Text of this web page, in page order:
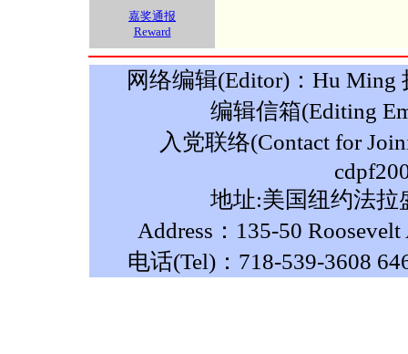
嘉奖通报
Reward
网络编辑(Editor)：Hu Ming
编辑信箱(Editing
入党联络(Contact for
地址:美国纽约法拉
Address：135-50
电话(Tel)：718-539-3608